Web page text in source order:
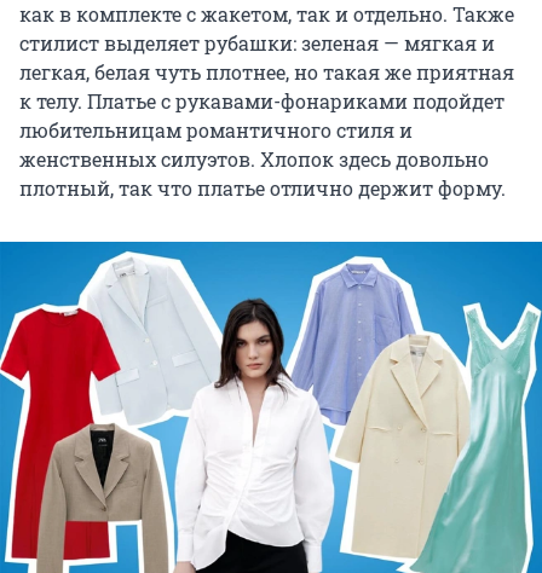
как в комплекте с жакетом, так и отдельно. Также
стилист выделяет рубашки: зеленая — мягкая и
легкая, белая чуть плотнее, но такая же приятная
к телу. Платье с рукавами-фонариками подойдет
любительницам романтичного стиля и
женственных силуэтов. Хлопок здесь довольно
плотный, так что платье отлично держит форму.